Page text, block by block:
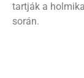
tartják a
során.